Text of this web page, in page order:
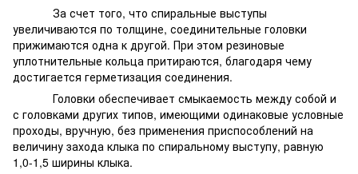
За счет того, что спиральные выступы
увеличиваются по толщине, соединительные головки
прижимаются одна к другой. При этом резиновые
уплотнительные кольца притираются, благодаря чему
достигается герметизация соединения.
Головки обеспечивает смыкаемость между собой и
с головками других типов, имеющими одинаковые условные
проходы, вручную, без применения приспособлений на
величину захода клыка по спиральному выступу, равную
1,0-1,5 ширины клыка.